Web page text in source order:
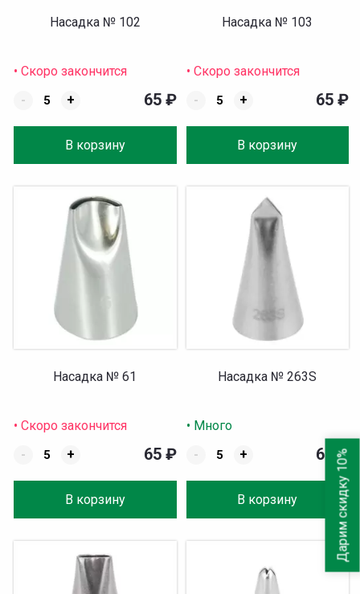
Насадка № 102
• Скоро закончится
-
+
В корзину
65 ₽
Насадка № 103
• Скоро закончится
-
+
В корзину
65 ₽
Насадка № 61
• Скоро закончится
-
+
В корзину
65 ₽
Насадка № 263S
• Много
-
+
В корзину
65₽
Дарим скидку 10%